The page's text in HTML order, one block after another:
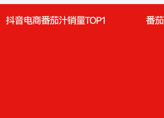
LOGO 优化 + VI 系统 + SI 门店设计全流程，打造 “